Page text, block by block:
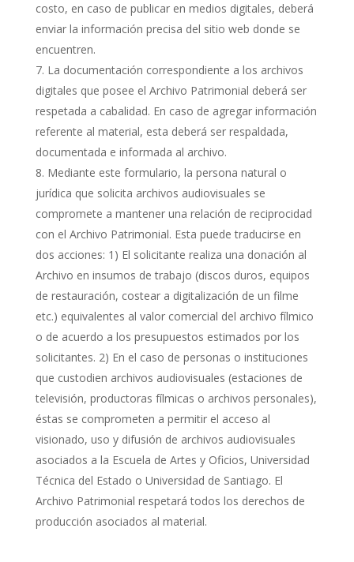
costo, en caso de publicar en medios digitales, deberá
enviar la información precisa del sitio web donde se
encuentren.
La documentación correspondiente a los archivos
digitales que posee el Archivo Patrimonial deberá ser
respetada a cabalidad. En caso de agregar información
referente al material, esta deberá ser respaldada,
documentada e informada al archivo.
Mediante este formulario, la persona natural o
jurídica que solicita archivos audiovisuales se
compromete a mantener una relación de reciprocidad
con el Archivo Patrimonial. Esta puede traducirse en
dos acciones: 1) El solicitante realiza una donación al
Archivo en insumos de trabajo (discos duros, equipos
de restauración, costear a digitalización de un filme
etc.) equivalentes al valor comercial del archivo fílmico
o de acuerdo a los presupuestos estimados por los
solicitantes. 2) En el caso de personas o instituciones
que custodien archivos audiovisuales (estaciones de
televisión, productoras fílmicas o archivos personales),
éstas se comprometen a permitir el acceso al
visionado, uso y difusión de archivos audiovisuales
asociados a la Escuela de Artes y Oficios, Universidad
Técnica del Estado o Universidad de Santiago. El
Archivo Patrimonial respetará todos los derechos de
producción asociados al material.